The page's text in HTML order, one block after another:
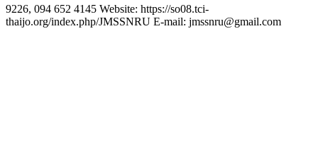
9226, 094 652 4145 Website: https://so08.tci-
thaijo.org/index.php/JMSSNRU E-mail: jmssnru@gmail.com